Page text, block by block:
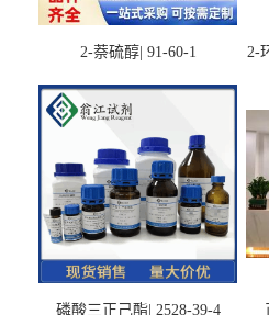
2-萘硫醇| 91-60-1 2-
磷酸三正己酯| 2528-39-4